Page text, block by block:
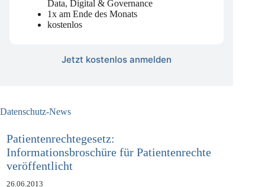
mit strategischer Einordnung zu Legal,
Data, Digital & Governance
1x am Ende des Monats
Patientenrechtegesetz:
Informationsbroschüre für Patientenrechte
veröffentlicht